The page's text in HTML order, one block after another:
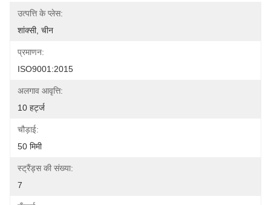
उत्पत्ति के प्लेस:
शांक्सी, चीन
प्रमाणन:
ISO9001:2015
अलगाव आवृत्ति:
10 हर्ट्ज
चौड़ाई:
50 मिमी
स्ट्रैंड्स की संख्या:
7